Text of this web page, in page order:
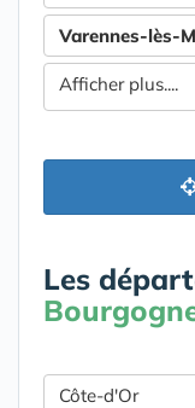
Varennes-lès-
Afficher plus....
Les
Côte-d'Or